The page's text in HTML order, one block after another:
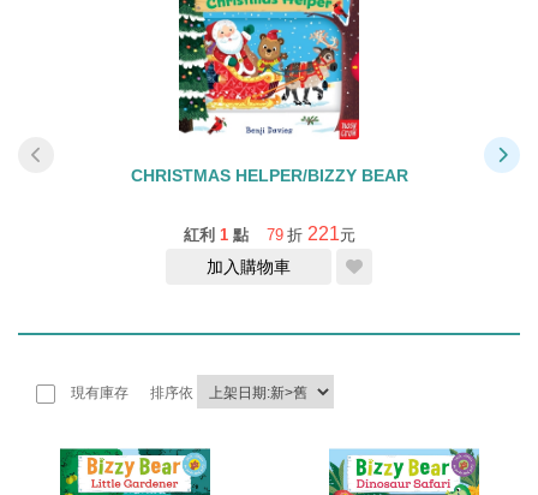
CHRISTMAS HELPER/BIZZY BEAR
紅利 1 點 79 折 221元
加入購物車
現有庫存 排序依